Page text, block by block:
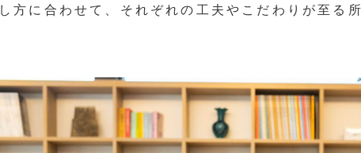
し方に合わせて、それぞれの工夫やこだわりが至る